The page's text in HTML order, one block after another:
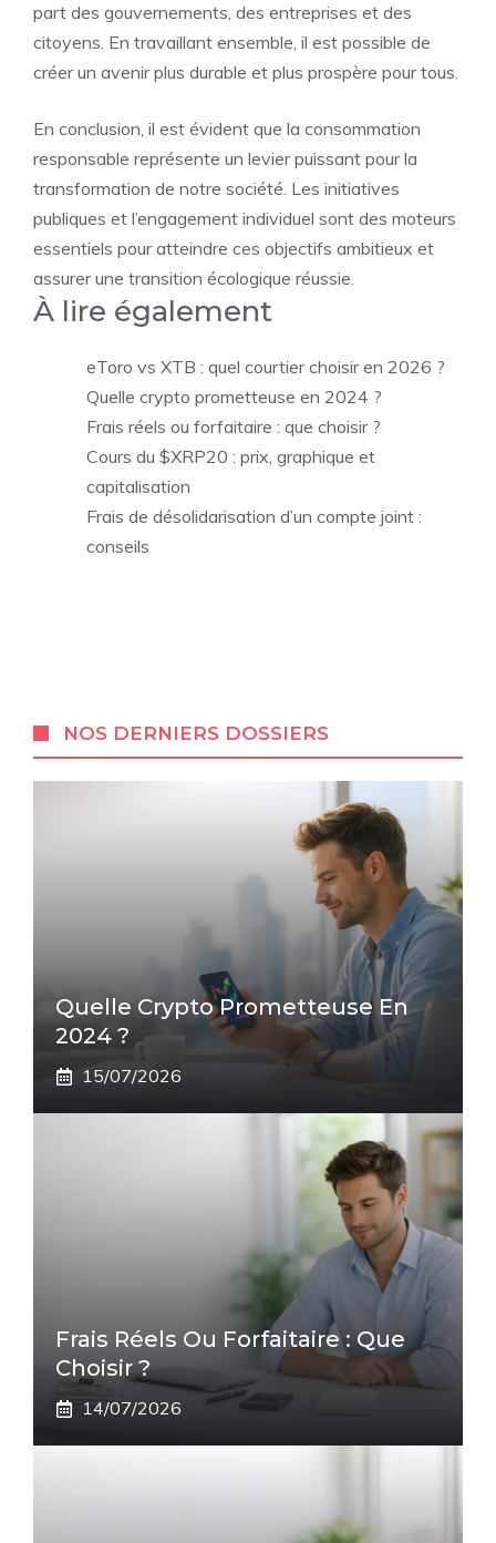
part des gouvernements, des entreprises et des
citoyens. En travaillant ensemble, il est possible de
créer un avenir plus durable et plus prospère pour tous.
En conclusion, il est évident que la consommation
responsable représente un levier puissant pour la
transformation de notre société. Les initiatives
publiques et l’engagement individuel sont des moteurs
essentiels pour atteindre ces objectifs ambitieux et
assurer une transition écologique réussie.
À lire également
eToro vs XTB : quel courtier choisir en 2026 ?
Quelle crypto prometteuse en 2024 ?
Frais réels ou forfaitaire : que choisir ?
Cours du $XRP20 : prix, graphique et
capitalisation
Frais de désolidarisation d’un compte joint :
conseils
NOS DERNIERS DOSSIERS
Quelle Crypto Prometteuse En
2024 ?
15/07/2026
Frais Réels Ou Forfaitaire : Que
Choisir ?
14/07/2026